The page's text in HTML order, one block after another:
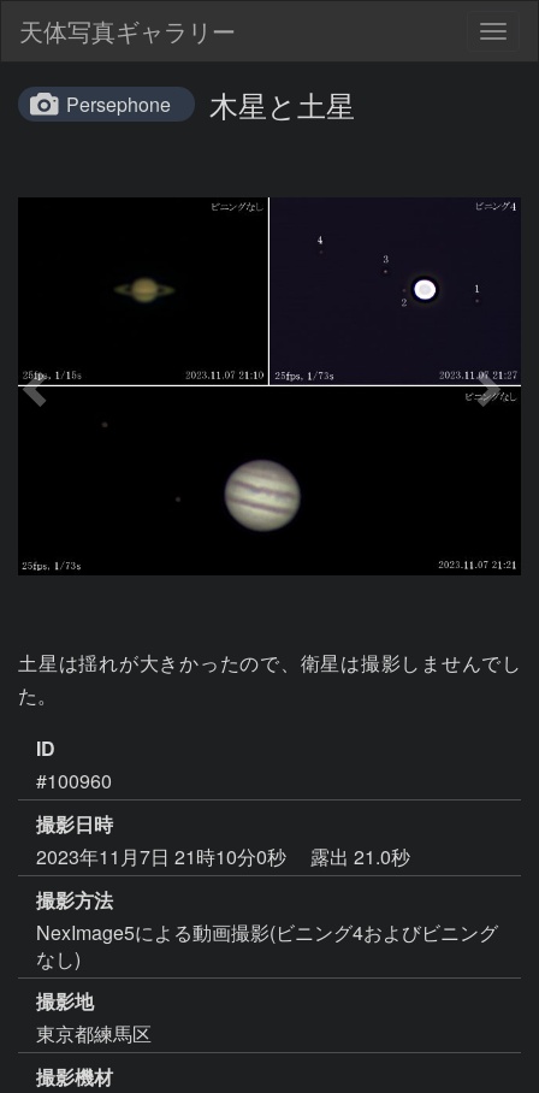
天体写真ギャラリー
Persephone 木星と土星
土星は揺れが大きかったので、衛星は撮影しませんでし
た。
ID
#100960
撮影日時
2023年11月7日 21時10分0秒
露出 21.0秒
撮影方法
NexImage5による動画撮影(ビニング4およびビニング
なし)
撮影地
東京都練馬区
撮影機材